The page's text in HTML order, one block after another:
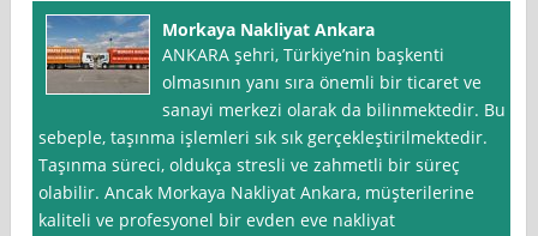
Morkaya Nakliyat Ankara
ANKARA şehri, Türkiye’nin başkenti
olmasının yanı sıra önemli bir ticaret ve
sanayi merkezi olarak da bilinmektedir. Bu
sebeple, taşınma işlemleri sık sık gerçekleştirilmektedir.
Taşınma süreci, oldukça stresli ve zahmetli bir süreç
olabilir. Ancak Morkaya Nakliyat Ankara, müşterilerine
kaliteli ve profesyonel bir evden eve nakliyat